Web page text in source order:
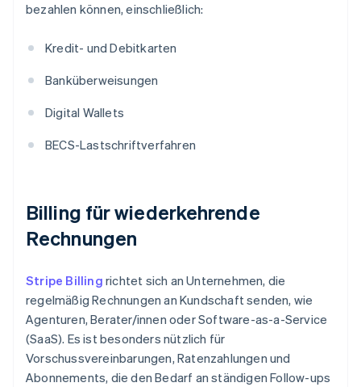
bezahlen können, einschließlich:
Kredit- und Debitkarten
Banküberweisungen
Digital Wallets
BECS-Lastschriftverfahren
Billing für wiederkehrende
Rechnungen
Stripe Billing richtet sich an Unternehmen, die
regelmäßig Rechnungen an Kundschaft senden, wie
Agenturen, Berater/innen oder Software-as-a-Service
(SaaS). Es ist besonders nützlich für
Vorschussvereinbarungen, Ratenzahlungen und
Abonnements, die den Bedarf an ständigen Follow-ups